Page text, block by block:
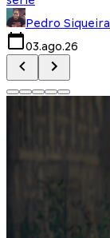
Pedro Siqueira
03.ago.26